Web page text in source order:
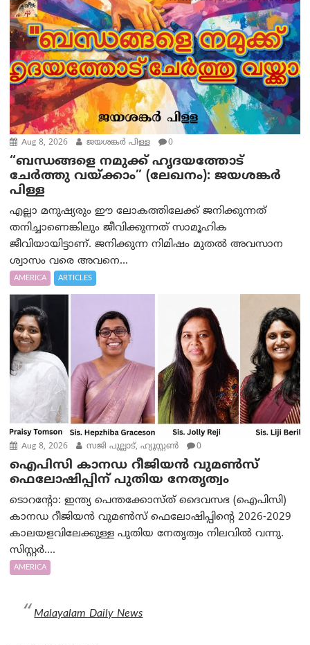
Aug 8, 2026 ജയശങ്കര്‍ പിള്ള 0
“ബന്ധങ്ങളെ നമുക്ക് ഹൃദയത്തോട്
ചേർത്തു വയ്ക്കാം” (ലേഖനം): ജയശങ്കര്‍
പിള്ള
എല്ലാ മനുഷ്യരും ഈ ലോകത്തിലേക്ക് ജനിക്കുന്നത്
തനിച്ചാണെങ്കിലും ജീവിക്കുന്നത് സാമൂഹിക
ജീവിയായിട്ടാണ്. ജനിക്കുന്ന നിമിഷം മുതൽ അവസാന
ശ്വാസം വരെ അവനെ...
AMERICA ARTICLES
Aug 8, 2026 സജി പുല്ലാട്, ഹ്യൂസ്റ്റൺ 0
ഐപിസി കാനഡ റീജിയൻ വുമൺസ്
ഫെലോഷിപ്പിന് പുതിയ നേതൃത്വം
ടൊറന്റോ: ഇന്ത്യ പെന്തക്കോസ്ത് ദൈവസഭ (ഐപിസി)
കാനഡ റീജിയൻ വുമൺസ് ഫെലോഷിപ്പിന്റെ 2026-2029
കാലയളവിലേക്കുള്ള പുതിയ നേതൃത്വം നിലവിൽ വന്നു.
സിസ്റ്റർ....
AMERICA
Malayalam Daily News